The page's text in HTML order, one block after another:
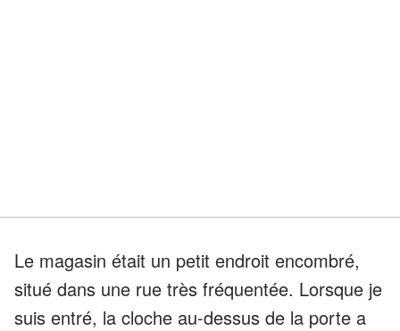
Le magasin était un petit endroit encombré,
situé dans une rue très fréquentée. Lorsque je
suis entré, la cloche au-dessus de la porte a